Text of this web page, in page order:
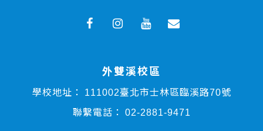
外雙溪校區
學校地址：
111002臺北市士林區臨溪路70號
聯繫電話：
02-2881-9471